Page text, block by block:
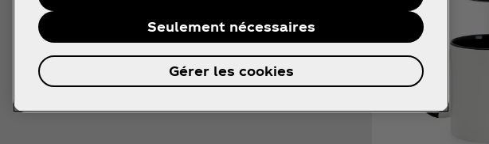
Les prix seront bientôt
disponibles
Seulement nécessaires
Gérer les cookies